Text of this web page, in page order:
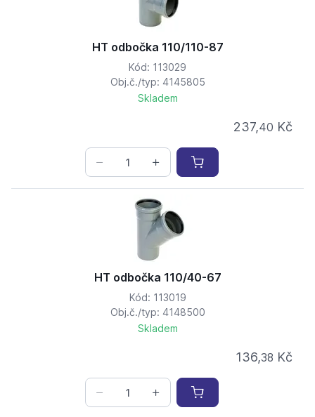
HT odbočka 110/110-87
Kód: 113029
Obj.č./typ: 4145805
Skladem
237,40 Kč
HT odbočka 110/40-67
Kód: 113019
Obj.č./typ: 4148500
Skladem
136,38 Kč